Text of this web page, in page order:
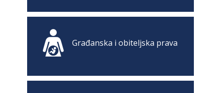
Građanska i obiteljska prava